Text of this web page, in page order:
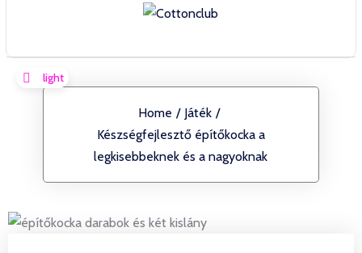
Home / Játék /
Készségfejlesztő építőkocka a
legkisebbeknek és a nagyoknak